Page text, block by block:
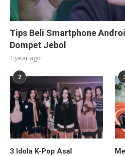
Tips Beli Smartphone
Dompet Jebol
1 year ago
2
3 Idola K-Pop Asal